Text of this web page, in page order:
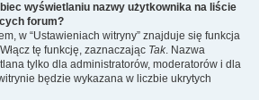
wyświetlaniu nazwy użytkownika na liście
forum?
w “Ustawieniach witryny” znajduje się funkcja
tę funkcję, zaznaczając Tak. Nazwa
tylko dla administratorów, moderatorów i dla
będzie wykazana w liczbie ukrytych